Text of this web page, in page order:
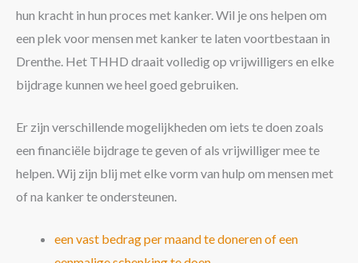
hun kracht in hun proces met kanker. Wil je ons helpen om
een plek voor mensen met kanker te laten voortbestaan in
Drenthe. Het THHD draait volledig op vrijwilligers en elke
bijdrage kunnen we heel goed gebruiken.
Er zijn verschillende mogelijkheden om iets te doen zoals
een financiële bijdrage te geven of als vrijwilliger mee te
helpen. Wij zijn blij met elke vorm van hulp om mensen met
of na kanker te ondersteunen.
een vast bedrag per maand te doneren of een